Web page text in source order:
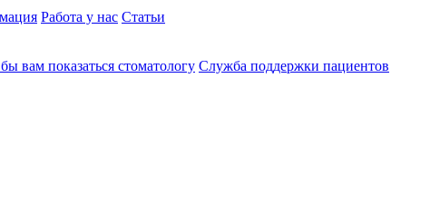
Работа у нас Статьи
вам показаться стоматологу Служба поддержки пациентов